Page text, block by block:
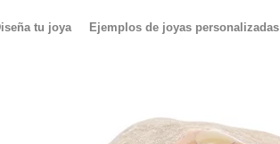
tu joya Ejemplos de joyas personalizadas